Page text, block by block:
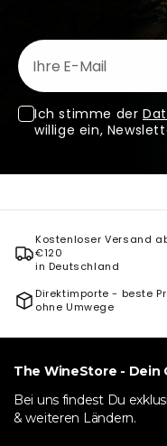
Ihre E-Mail
Ich stimme der
willige ein,
Kostenloser Versand
€120
in Deutschland
Direktimporte - beste
ohne Umwege
The WineStore -
Bei uns findest Du
& weiteren Ländern.